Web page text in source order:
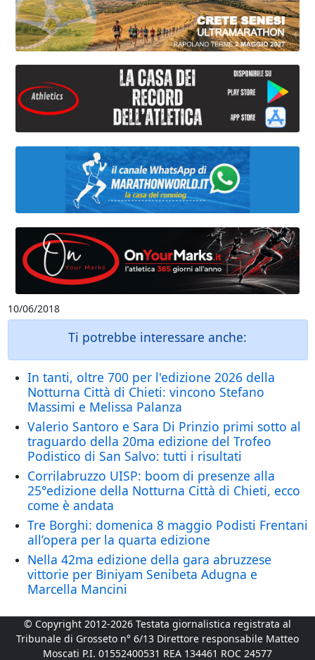
10/06/2018
Ti potrebbe interessare anche:
In tanti, oltre 700 per l'edizione 2026 della
Notturna Città di Chieti: vincono Stefano
Massimi e Melissa Palanza
Valerio Santoro e Sara Di Prinzio primi sotto al
traguardo della 20ma edizione del Trofeo
Podistico di San Salvo: tutti i risultati
Corrilabruzzo UISP: boom di presenze alla
25°edizione della Notturna Città di Chieti, ecco
come è andata
Tre Borghi: domenica 8 maggio Podisti Frentani
all’opera per la quarta edizione
Nella 42ma edizione della gara abruzzese
vittorie per Biniyam Senibeta Adugna e
Marcella Mancini
© Copyright 2012-2026 Testata giornalistica registrata al
Tribunale di Grosseto n° 6/13 Direttore responsabile Matteo
Moscati P.I. 01552400531 REA 134461 ROC 24577